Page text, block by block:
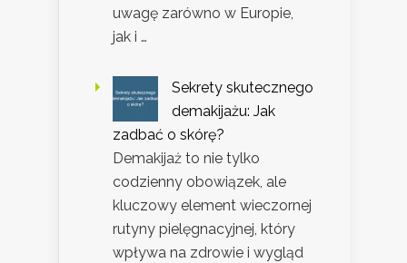
uwagę zarówno w Europie,
jak i …
Sekrety skutecznego
demakijażu: Jak
zadbać o skórę?
Demakijaż to nie tylko
codzienny obowiązek, ale
kluczowy element wieczornej
rutyny pielęgnacyjnej, który
wpływa na zdrowie i wygląd